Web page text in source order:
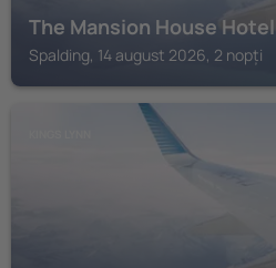
The Mansion House Hotel
Spalding, 14 august 2026, 2 nopți